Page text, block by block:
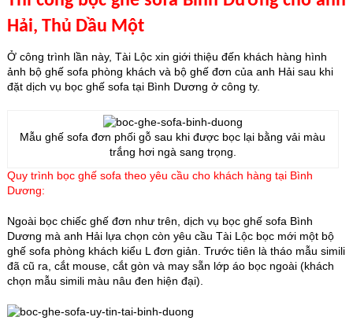
Hải, Thủ Dầu Một
Ở công trình lần này, Tài Lộc xin giới thiệu đến khách hàng hình
ảnh bộ ghế sofa phòng khách và bộ ghế đơn của anh Hải sau khi
đặt dịch vụ bọc ghế sofa tại Bình Dương ở công ty.
Mẫu ghế sofa đơn phối gỗ sau khi được bọc lại bằng vải màu
trắng hơi ngà sang trọng.
Quy trình bọc ghế sofa theo yêu cầu cho khách hàng tại Bình
Dương:
Ngoài bọc chiếc ghế đơn như trên, dịch vụ bọc ghế sofa Bình
Dương mà anh Hải lựa chọn còn yêu cầu Tài Lộc bọc mới một bộ
ghế sofa phòng khách kiểu L đơn giản. Trước tiên là tháo mẫu simili
đã cũ ra, cắt mouse, cắt gòn và may sẵn lớp áo bọc ngoài (khách
chọn mẫu simili màu nâu đen hiện đại).